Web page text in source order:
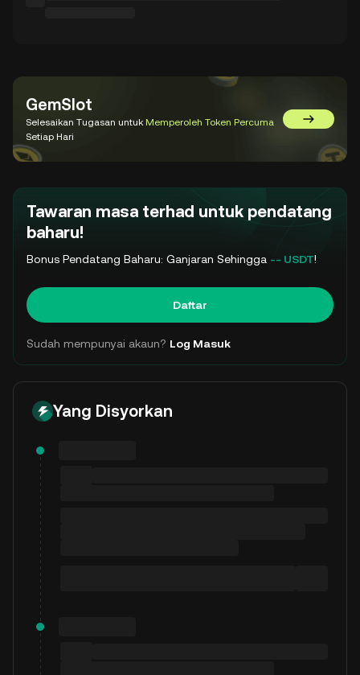
GemSlot
Selesaikan Tugasan untuk Memperoleh Token Percuma
Setiap Hari
Pergi ke
Tawaran masa terhad untuk pendatang
baharu!
Bonus Pendatang Baharu: Ganjaran Sehingga -- USDT!
Daftar
Sudah mempunyai akaun? Log Masuk
Yang Disyorkan